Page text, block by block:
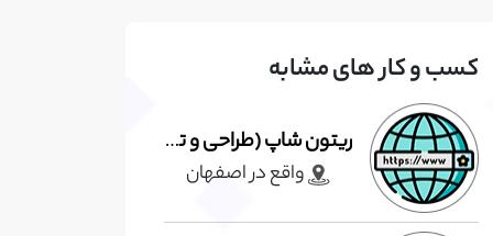
کسب و کار های مشابه
ریتون شاپ (طراحی و تولیدیخچال قنادی و فروشگاهی ،سردخانه و...)
واقع در اصفهان